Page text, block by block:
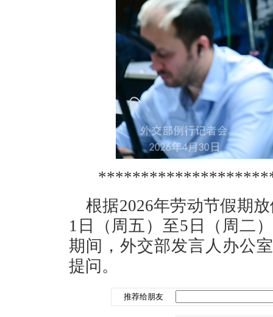
根据2026年劳动节假期
1日（周五）至5日（周二
期间，外交部发言人办公
提问。
推荐给朋友